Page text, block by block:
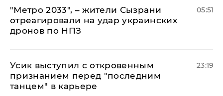
"Метро 2033", – жители Сызрани
отреагировали на удар украинских
дронов по НПЗ
05:51
Усик выступил с откровенным
признанием перед "последним
танцем" в карьере
23:19